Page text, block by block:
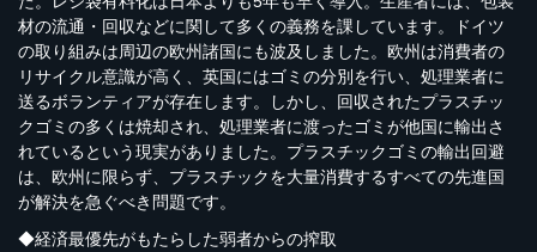
材の流通・回収などに関して多くの義務を課しています。ドイツ
の取り組みは周辺の欧州諸国にも波及しました。欧州は消費者の
リサイクル意識が高く、英国にはゴミの分別を行い、処理業者に
送るボランティアが存在します。しかし、回収されたプラスチッ
クゴミの多くは焼却され、処理業者に渡ったゴミが他国に輸出さ
れているという現実がありました。プラスチックゴミの輸出回避
は、欧州に限らず、プラスチックを大量消費するすべての先進国
が解決を急ぐべき問題です。
◆経済最優先がもたらした弱者からの搾取